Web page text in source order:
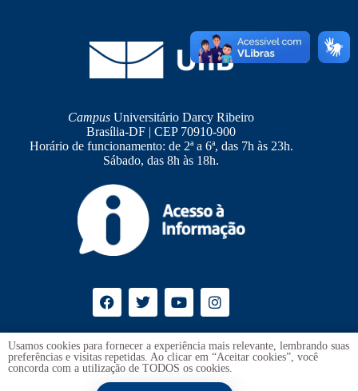
Campus Universitário Darcy Ribeiro
Brasília-DF | CEP 70910-900
Horário de funcionamento: de 2ª a 6ª, das 7h às 23h.
Sábado, das 8h às 18h.
UnB
Transparência e Prestação de Contas
Usamos cookies para fornecer a experiência mais relevante, lembrando suas
preferências e visitas repetidas. Ao clicar em “Aceitar cookies”, você
concorda com a utilização de TODOS os cookies.